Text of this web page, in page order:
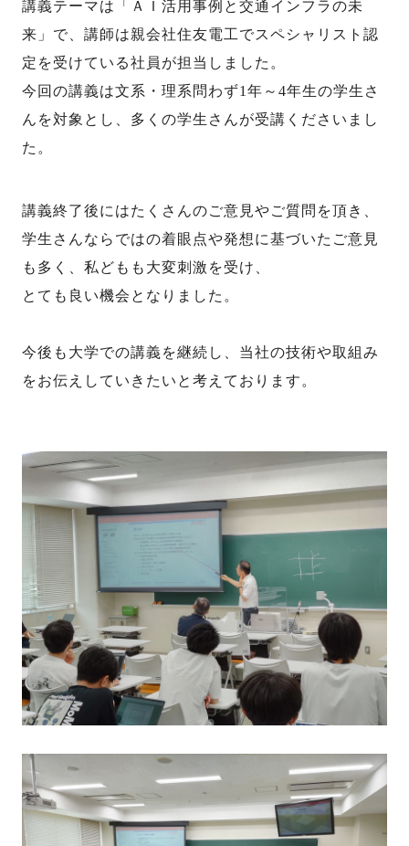
講義テーマは「ＡＩ活用事例と交通インフラの未
来」で、講師は親会社住友電工でスペシャリスト認
定を受けている社員が担当しました。
今回の講義は文系・理系問わず1 年～ 4年生の学生さ
んを対象とし、多くの学生さんが受講くださいまし
た。
講義終了後にはたくさんのご意見やご質問を頂き、
学生さんならではの着眼点や発想に基づいたご意見
も多く、 私どもも大変刺激を受け、
とても良い機会となりました。
今後も大学での講義を継続し、当社の技術や取組み
をお伝えしていきたいと考えております。